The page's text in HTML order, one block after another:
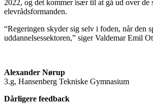
2022, og det kommer især til at gå ud over de
elevrådsformanden.
“Regeringen skyder sig selv i foden, når den
uddannelsessektoren,” siger Valdemar Emil
Alexander Nørup
3.g, Hansenberg Tekniske ­Gymnasium
Dårligere feedback